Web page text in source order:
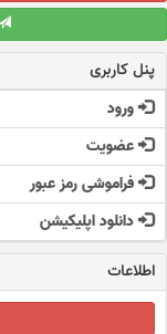
پنل کاربری
ورود
عضویت
فراموشی رمز عبور
دانلود اپلیکیشن
اطلاعات